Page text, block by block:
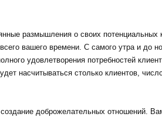
размышления о своих потенциальных
вашего времени. С самого утра и до
удовлетворения потребностей
насчитываться столько клиентов,
доброжелательных отношений.